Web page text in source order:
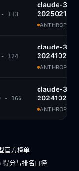
113
claude-3-
20250219
ANTHROPIC ·
124
claude-3-
20241022
ANTHROPIC ·
- 166
claude-3-
20241022
ANTHROPIC ·
官方榜单
得分与排名口径